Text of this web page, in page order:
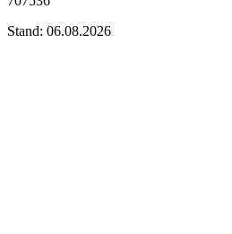
Stand: 06.08.2026